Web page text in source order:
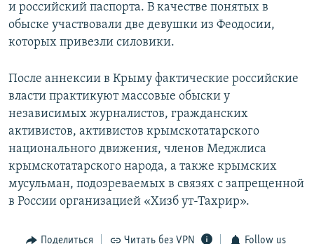
и российский паспорта. В качестве понятых в
обыске участвовали две девушки из Феодосии,
которых привезли силовики.
После аннексии в Крыму фактические российские
власти практикуют массовые обыски у
независимых журналистов, гражданских
активистов, активистов крымскотатарского
национального движения, членов Меджлиса
крымскотатарского народа, а также крымских
мусульман, подозреваемых в связях с запрещенной
в России организацией «Хизб ут-Тахрир».
Поделиться Читать без VPN Follow us